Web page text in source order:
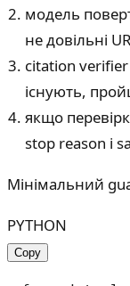
модель
не довільні
citation verifier
існують,
якщо
stop reason і
Мінімальний
PYTHON
Copy